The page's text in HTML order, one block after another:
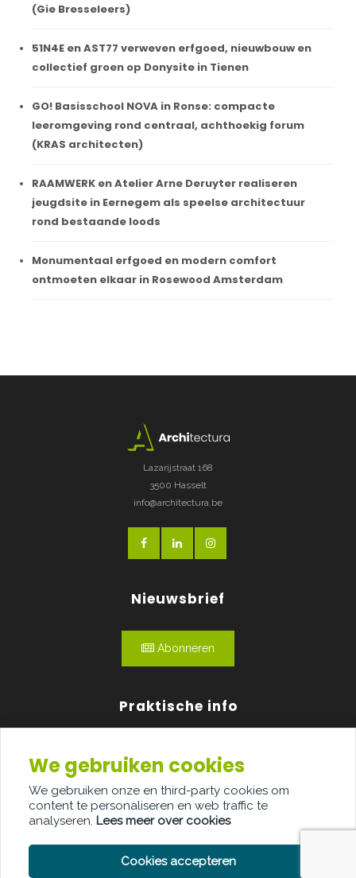
(Gie Bresseleers)
51N4E en AST77 verweven erfgoed, nieuwbouw en
collectief groen op Donysite in Tienen
GO! Basisschool NOVA in Ronse: compacte
leeromgeving rond centraal, achthoekig forum
(KRAS architecten)
RAAMWERK en Atelier Arne Deruyter realiseren
jeugdsite in Eernegem als speelse architectuur
rond bestaande loods
Monumentaal erfgoed en modern comfort
ontmoeten elkaar in Rosewood Amsterdam
Lazarijstraat 168
3500 Hasselt
info@architectura.be
Nieuwsbrief
Abonneren
Praktische info
Over ons
Adverteren
Contact
We gebruiken cookies
We gebruiken onze en third-party cookies om
content te personaliseren en web traffic te
analyseren. Lees meer over cookies
Cookies accepteren